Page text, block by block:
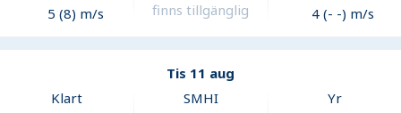
5 (8) m/s
finns tillgänglig
4 (- -) m/s
Tis 11 aug
Klart
SMHI Yr